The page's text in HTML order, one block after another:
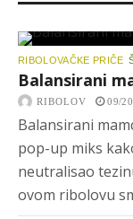
RIBOLOVAČKE PRIČE
Balansirani
RIBOLOV 09/
Balansirani
pop-up miks
neutralisao
ovom ribolovu